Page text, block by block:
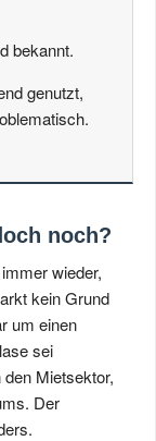
bekannt.
genutzt,
noch?
wieder,
kein Grund
um einen
sei
Mietsektor,
Der